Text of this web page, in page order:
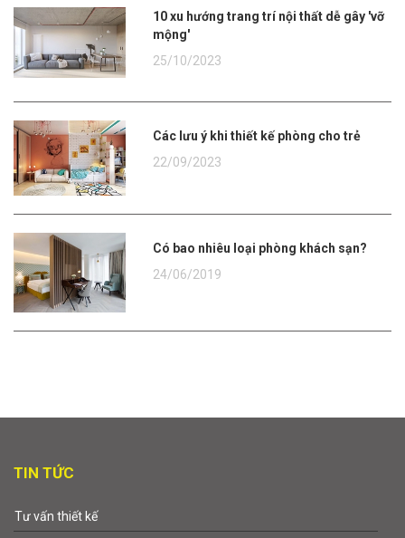
10 xu hướng trang trí nội thất dễ gây 'vỡ
mộng'
25/10/2023
Các lưu ý khi thiết kế phòng cho trẻ
22/09/2023
Có bao nhiêu loại phòng khách sạn?
24/06/2019
TIN TỨC
Tư vấn thiết kế